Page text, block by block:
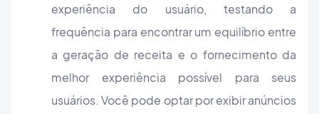
experiência do usuário, testando a
frequência para encontrar um equilíbrio entre
a geração de receita e o fornecimento da
melhor experiência possível para seus
usuários. Você pode optar por exibir anúncios